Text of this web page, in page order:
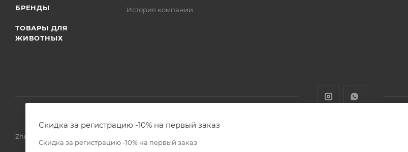
БРЕНДЫ
ТОВАРЫ ДЛЯ
ЖИВОТНЫХ
История компании
Zhivoimir.kz 2026 © – Интернет-зоомагазин для питомцев и животных с доставкой товаров по Алматы и Казахстану
Скидка за регистрацию -10% на первый заказ
Скидка за регистрацию -10% на первый заказ